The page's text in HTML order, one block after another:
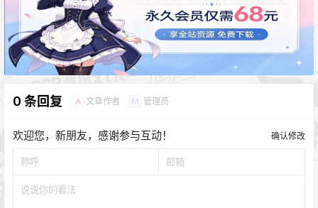
0 条回复 A 文章作者 M 管理员
欢迎您，新朋友，感谢参与互动！ 确认修改